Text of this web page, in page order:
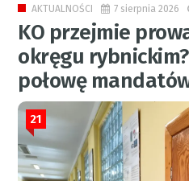
AKTUALNOŚCI 7 sierpnia 2026
KO przejmie
okręgu
połowę
21